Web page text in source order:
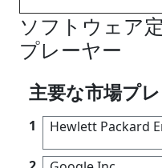
ソフトウェア
プレーヤー
主要な市場プ
1 Hewlett Packard